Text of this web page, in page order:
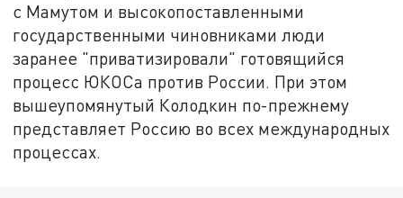
с Мамутом и высокопоставленными
государственными чиновниками люди
заранее "приватизировали" готовящийся
процесс ЮКОСа против России. При этом
вышеупомянутый Колодкин по-прежнему
представляет Россию во всех международных
процессах.